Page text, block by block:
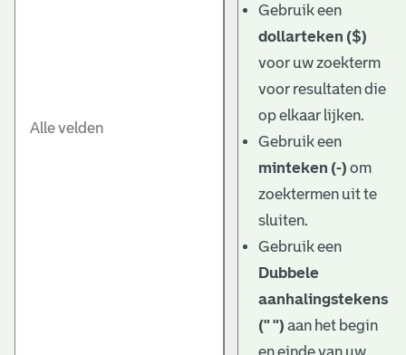
Gebruik een
dollarteken ($)
voor uw zoekterm
voor resultaten die
op elkaar lijken.
Gebruik een
minteken (-) om
zoektermen uit te
sluiten.
Gebruik een
Dubbele
aanhalingstekens
(" ") aan het begin
en einde van uw